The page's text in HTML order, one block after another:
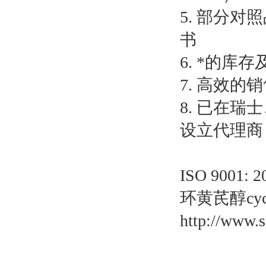
5. 部分对
书
6. *的库存
7. 高效的
8. 已在瑞
设立代理商
ISO 9001:
环黄芪醇
http://